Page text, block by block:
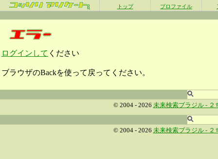
β トップ プロファイル
ログインして ください
ブラウザのBackを使って戻ってください。
© 2004 - 2026 未来検索ブラジル - ２
© 2004 - 2026 未来検索ブラジル - ２